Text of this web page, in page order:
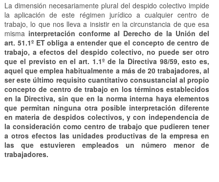
La dimensión necesariamente plural del despido colectivo impide
la aplicación de este régimen jurídico a cualquier centro de
trabajo, lo que nos lleva a insistir en la circunstancia de que esa
mismainterpretación conforme al Derecho de la Unión del
art. 51.1º ET obliga a entender que el concepto de centro de
trabajo, a efectos del despido colectivo, no puede ser otro
que el previsto en el art. 1.1º de la Directiva 98/59, esto es,
aquel que emplea habitualmente a más de 20 trabajadores, al
ser este último requisito cuantitativo consustancial al propio
concepto de centro de trabajo en los términos establecidos
en la Directiva, sin que en la norma interna haya elementos
que permitan ninguna otra posible interpretación diferente
en materia de despidos colectivos, y con independencia de
la consideración como centro de trabajo que pudieren tener
a otros efectos las unidades productivas de la empresa en
las que estuvieren empleados un número menor de
trabajadores.